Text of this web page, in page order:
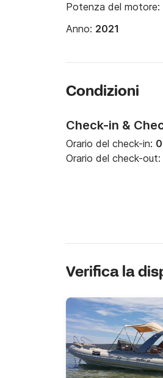
Potenza del motore:
Anno: 2021
Condizioni
Check-in &
Orario del check-in:
Orario del check-out:
Verifica la